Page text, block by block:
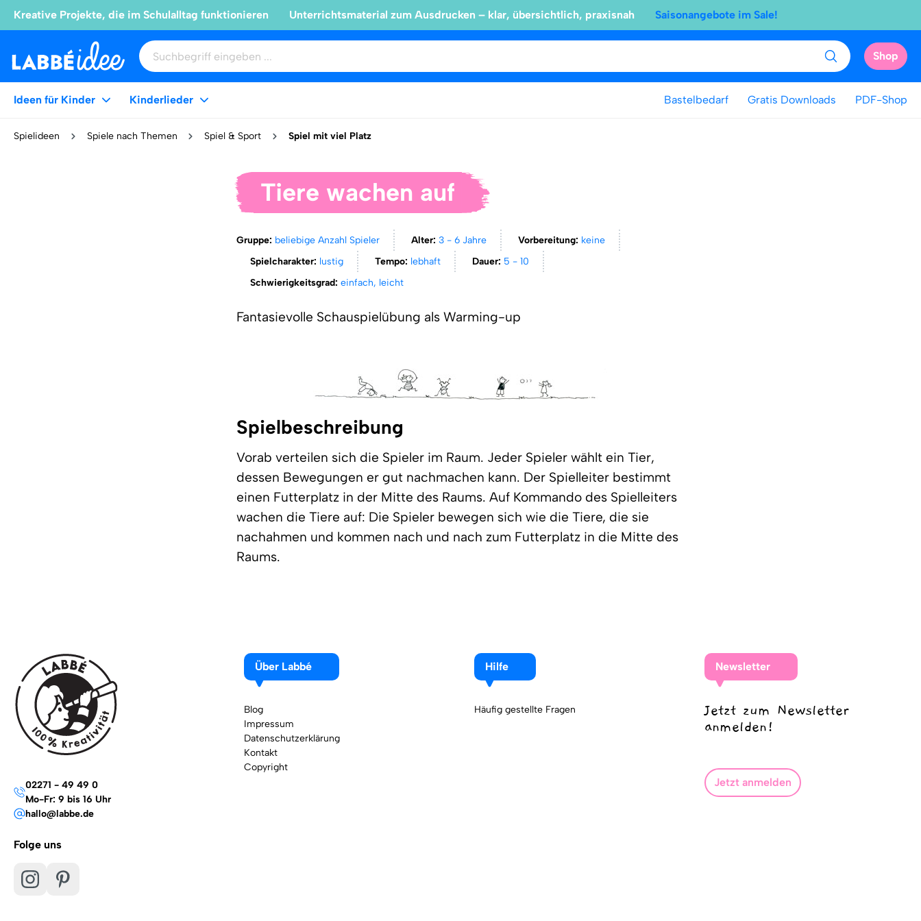
Kreative Projekte, die im Schulalltag funktionieren Unterrichtsmaterial zum Ausdrucken – klar, übersichtlich, praxisnah Saisonangebote im Sale!
Shop
Ideen für Kinder Kinderlieder Bastelbedarf Gratis Downloads PDF-Shop
Spielideen Spiele nach Themen Spiel & Sport Spiel mit viel Platz
Tiere wachen auf
Gruppe: beliebige Anzahl Spieler Alter:3 - 6 Jahre Vorbereitung: keine
Spielcharakter: lustig Tempo: lebhaft Dauer: 5 - 10
Schwierigkeitsgrad:einfach, leicht
Fantasievolle Schauspielübung als Warming-up
Spielbeschreibung
Vorab verteilen sich die Spieler im Raum. Jeder Spieler wählt ein Tier,
dessen Bewegungen er gut nachmachen kann. Der Spielleiter bestimmt
einen Futterplatz in der Mitte des Raums. Auf Kommando des Spielleiters
wachen die Tiere auf: Die Spieler bewegen sich wie die Tiere, die sie
nachahmen und kommen nach und nach zum Futterplatz in die Mitte des
Raums.
02271 - 49 49 0
Mo-Fr: 9 bis 16 Uhr
hallo@labbe.de
Folge uns
Über Labbé
Blog
Impressum
Datenschutzerklärung
Kontakt
Copyright
Hilfe
Häufig gestellte Fragen
Newsletter
Jetzt zum Newsletter
anmelden!
Jetzt anmelden